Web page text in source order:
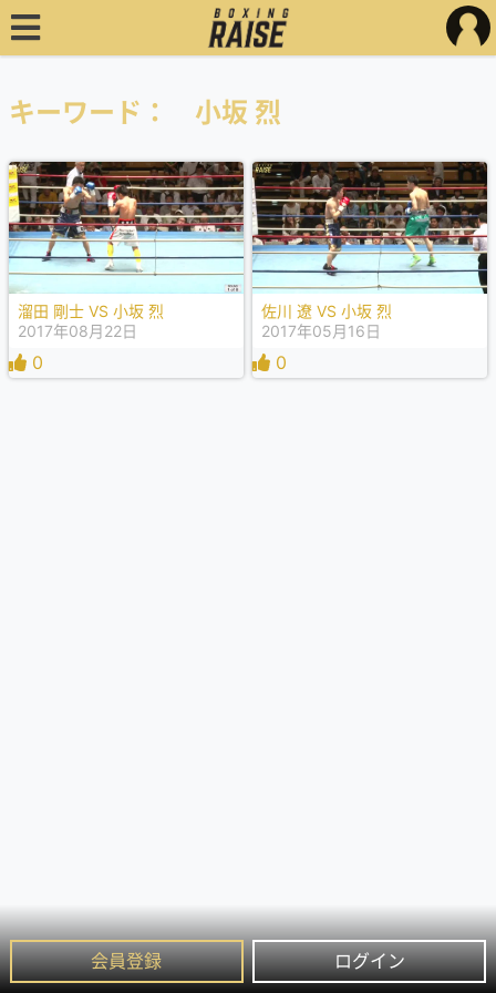
会員登録 ログイン
キーワード： 小坂 烈
溜田 剛士 VS 小坂 烈
2017年08月22日
0
佐川 遼 VS 小坂 烈
2017年05月16日
0